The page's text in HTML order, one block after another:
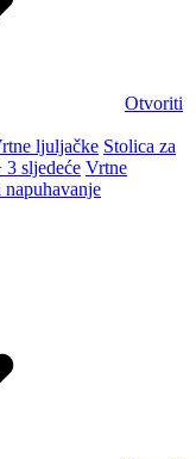
Otvoriti
ljuljačke Stolica za
3 sljedeće Vrtne
napuhavanje